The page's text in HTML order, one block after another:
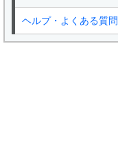
ヘルプ・よくある質問